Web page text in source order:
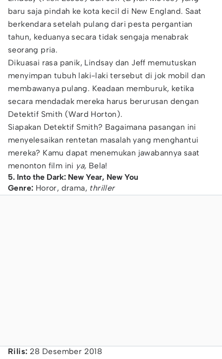
baru saja pindah ke kota kecil di New England. Saat
berkendara setelah pulang dari pesta pergantian
tahun, keduanya secara tidak sengaja menabrak
seorang pria.
Dikuasai rasa panik, Lindsay dan Jeff memutuskan
menyimpan tubuh laki-laki tersebut di jok mobil dan
membawanya pulang. Keadaan memburuk, ketika
secara mendadak mereka harus berurusan dengan
Detektif Smith (Ward Horton).
Siapakan Detektif Smith? Bagaimana pasangan ini
menyelesaikan rentetan masalah yang menghantui
mereka? Kamu dapat menemukan jawabannya saat
menonton film ini ya, Bela!
5. Into the Dark: New Year, New You
Genre: Horor, drama, thriller
Rilis: 28 Desember 2018